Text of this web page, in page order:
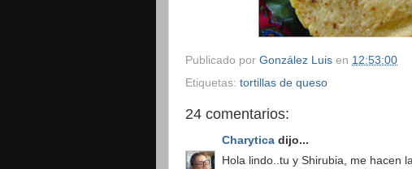
Publicado por González Luis en 12:53:00
Etiquetas: tortillas de queso
24 comentarios:
Charytica dijo...
Hola lindo..tu y Shirubia, me hacen